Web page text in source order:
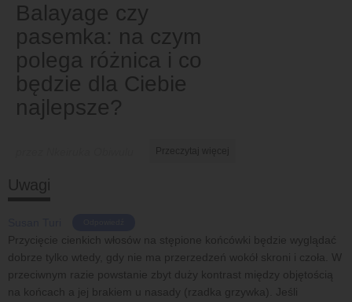
Balayage czy
pasemka: na czym
polega różnica i co
będzie dla Ciebie
najlepsze?
Uwagi
Przycięcie cienkich włosów na stępione końcówki będzie wyglądać
dobrze tylko wtedy, gdy nie ma przerzedzeń wokół skroni i czoła. W
przeciwnym razie powstanie zbyt duży kontrast między objętością
na końcach a jej brakiem u nasady (rzadka grzywka). Jeśli